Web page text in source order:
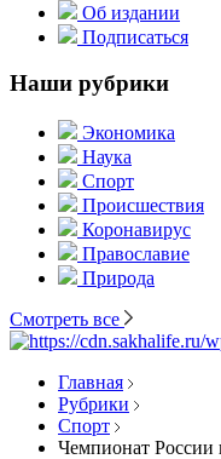
Об издании
Подписаться
Наши рубрики
Экономика
Наука
Спорт
Происшествия
Коронавирус
Православие
Природа
Смотреть все
Главная
Рубрики
Спорт
Чемпионат России